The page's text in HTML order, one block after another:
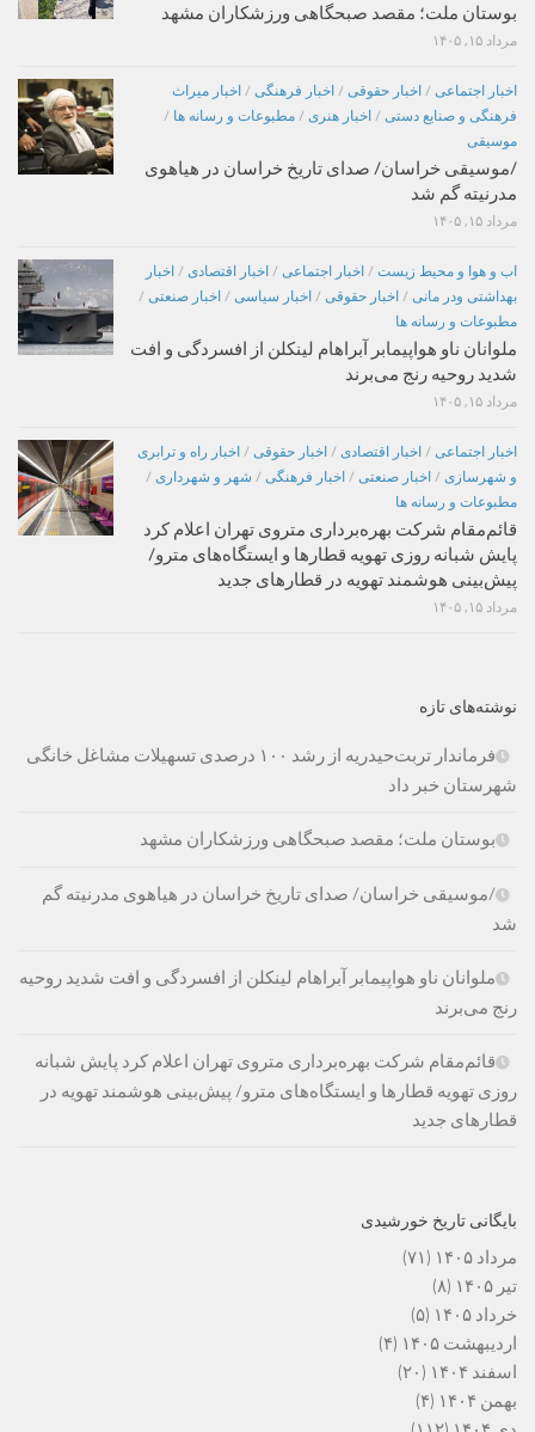
بوستان ملت؛ مقصد صبحگاهی ورزشکاران مشهد
مرداد ۱۵, ۱۴۰۵
اخبار اجتماعی / اخبار حقوقی / اخبار فرهنگی / اخبار میراث
فرهنگی و صنایع دستی / اخبار هنری / مطبوعات و رسانه ها /
موسیقی
/موسیقی خراسان/ صدای تاریخ خراسان در هیاهوی
مدرنیته گم شد
مرداد ۱۵, ۱۴۰۵
اب و هوا و محیط زیست / اخبار اجتماعی / اخبار اقتصادی / اخبار
بهداشتی ودر مانی / اخبار حقوقی / اخبار سیاسی / اخبار صنعتی /
مطبوعات و رسانه ها
ملوانان ناو هواپیمابر آبراهام لینکلن از افسردگی و افت
شدید روحیه رنج می‌برند
مرداد ۱۵, ۱۴۰۵
اخبار اجتماعی / اخبار اقتصادی / اخبار حقوقی / اخبار راه و ترابری
و شهرسازی / اخبار صنعتی / اخبار فرهنگی / شهر و شهرداری /
مطبوعات و رسانه ها
قائم‌مقام شرکت بهره‌برداری متروی تهران اعلام کرد
پایش شبانه روزی تهویه قطارها و ایستگاه‌های مترو/
پیش‌بینی هوشمند تهویه در قطارهای جدید
مرداد ۱۵, ۱۴۰۵
نوشته‌های تازه
فرماندار تربت‌حیدریه از رشد ۱۰۰ درصدی تسهیلات مشاغل خانگی
شهرستان خبر داد
بوستان ملت؛ مقصد صبحگاهی ورزشکاران مشهد
/موسیقی خراسان/ صدای تاریخ خراسان در هیاهوی مدرنیته گم
شد
ملوانان ناو هواپیمابر آبراهام لینکلن از افسردگی و افت شدید روحیه
رنج می‌برند
قائم‌مقام شرکت بهره‌برداری متروی تهران اعلام کرد پایش شبانه
روزی تهویه قطارها و ایستگاه‌های مترو/ پیش‌بینی هوشمند تهویه در
قطارهای جدید
بایگانی تاریخ خورشیدی
مرداد ۱۴۰۵
(۷۱)
تیر ۱۴۰۵
(۸)
خرداد ۱۴۰۵
(۵)
اردیبهشت ۱۴۰۵
(۴)
اسفند ۱۴۰۴
(۲۰)
بهمن ۱۴۰۴
(۴)